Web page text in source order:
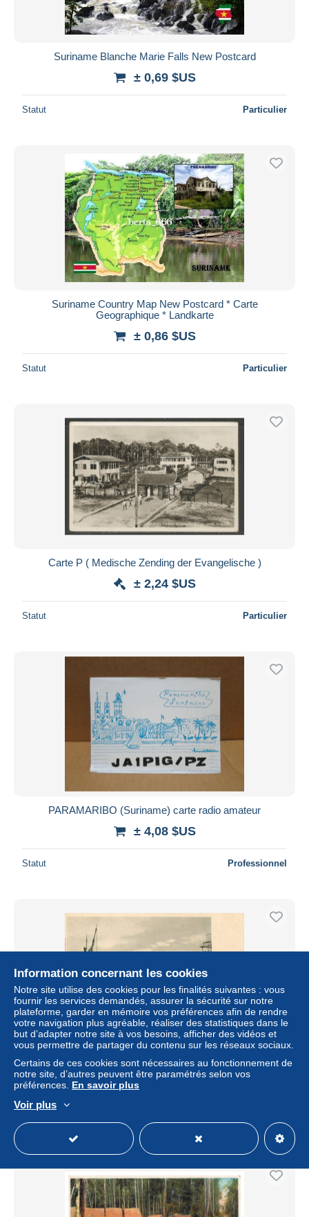
Suriname Blanche Marie Falls New Postcard
± 0,69 $US
Statut Particulier
Suriname Country Map New Postcard * Carte
Geographique * Landkarte
± 0,86 $US
Statut Particulier
Carte P ( Medische Zending der Evangelische )
± 2,24 $US
Statut Particulier
PARAMARIBO (Suriname) carte radio amateur
± 4,08 $US
Statut Professionnel
SURINAM SURINAME cocosnootenmarkt port marché
aux noix de coco belle animation
± 20,22 $US
Statut Professionnel
Information concernant les cookies
Notre site utilise des cookies pour les finalités suivantes : vous
fournir les services demandés, assurer la sécurité sur notre
plateforme, garder en mémoire vos préférences afin de rendre
votre navigation plus agréable, réaliser des statistiques dans le
but d’adapter notre site à vos besoins, afficher des vidéos et
vous permettre de partager du contenu sur les réseaux sociaux.
Certains de ces cookies sont nécessaires au fonctionnement de
notre site, d’autres peuvent être paramétrés selon vos
préférences. En savoir plus
Voir plus